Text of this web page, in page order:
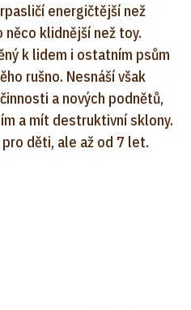
energičtější než
klidnější než toy.
k lidem i ostatním psům
rušno. Nesnáší však
a nových podnětů,
a mít destruktivní sklony.
děti, ale až od 7 let.